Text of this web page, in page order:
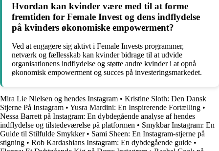
Hvordan kan kvinder være med til at forme
fremtiden for Female Invest og dens indflydelse
på kvinders økonomiske empowerment?
Ved at engagere sig aktivt i Female Invests programmer,
netværk og fællesskab kan kvinder bidrage til at udvide
organisationens indflydelse og støtte andre kvinder i at opnå
økonomisk empowerment og succes på investeringsmarkedet.
Mira Lie Nielsen og hendes Instagram • Kristine Sloth: Den Dansk
Stjerne På Instagram • Yusra Mardini: En Inspirerende Fortælling •
Nessa Barrett på Instagram: En dybdegående analyse af hendes
indflydelse og tilstedeværelse på platformen • Smykbar Instagram: En
Guide til Stilfulde Smykker• Sami Sheen: En Instagram-stjerne på
stigning • Rob Kardashians Instagram: En dybdegående guide •